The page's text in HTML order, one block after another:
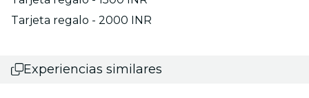
Tarjeta regalo - 2000 INR
Experiencias similares